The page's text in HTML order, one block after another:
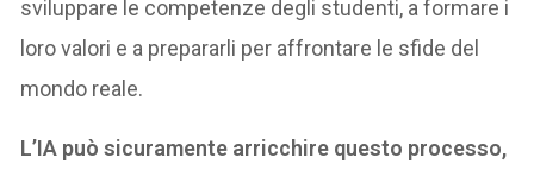
sviluppare le competenze degli studenti, a formare i
loro valori e a prepararli per affrontare le sfide del
mondo reale.
L’IA può sicuramente arricchire questo processo,